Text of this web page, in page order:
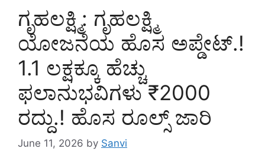
ಗೃಹಲಕ್ಷ್ಮಿ: ಗೃಹಲಕ್ಷ್ಮಿ
ಯೋಜನೆಯ ಹೊಸ ಅಪ್ಡೇಟ್.!
1.1 ಲಕ್ಷಕ್ಕೂ ಹೆಚ್ಚು
ಫಲಾನುಭವಿಗಳು ₹2000
ರದ್ದು.! ಹೊಸ ರೂಲ್ಸ್ ಜಾರಿ
June 11, 2026 by Sanvi